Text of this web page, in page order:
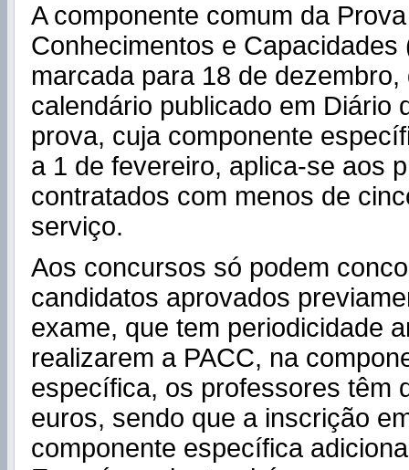
A componente comum da
Conhecimentos e Capacidades
marcada para 18 de
calendário publicado em Diário
prova, cuja componente
a 1 de fevereiro, aplica-se aos
contratados com menos de
serviço.
Aos concursos só podem
candidatos aprovados
exame, que tem periodicidade
realizarem a PACC, na
específica, os professores têm
euros, sendo que a inscrição
componente específica